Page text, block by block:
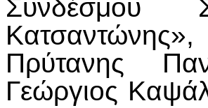
Συνδέσμου
Πρύτανης
Γεώργιος